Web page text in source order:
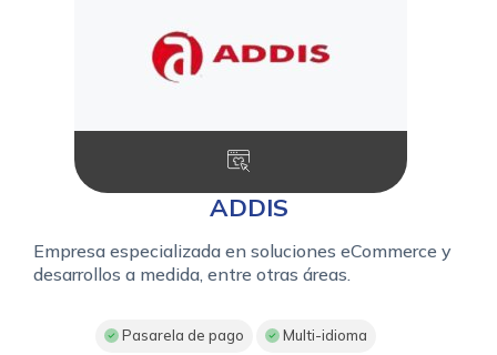
ADDIS
Empresa especializada en soluciones eCommerce y
desarrollos a medida, entre otras áreas.
Pasarela de pago Multi-idioma